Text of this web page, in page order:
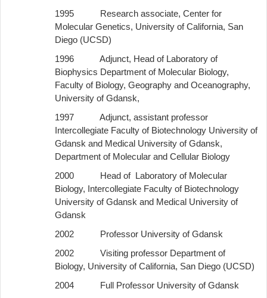
1995 Research associate, Center for
Molecular Genetics, University of California, San
Diego (UCSD)
1996 Adjunct, Head of Laboratory of
Biophysics Department of Molecular Biology,
Faculty of Biology, Geography and Oceanography,
University of Gdansk,
1997 Adjunct, assistant professor
Intercollegiate Faculty of Biotechnology University of
Gdansk and Medical University of Gdansk,
Department of Molecular and Cellular Biology
2000 Head of Laboratory of Molecular
Biology, Intercollegiate Faculty of Biotechnology
University of Gdansk and Medical University of
Gdansk
2002 Professor University of Gdansk
2002 Visiting professor Department of
Biology, University of California, San Diego (UCSD)
2004 Full Professor University of Gdansk